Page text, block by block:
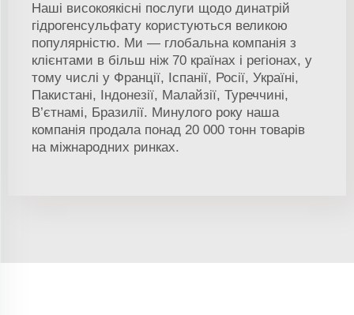
Наші високоякісні послуги щодо динатрій
гідрогенсульфату користуються великою
популярністю. Ми — глобальна компанія з
клієнтами в більш ніж 70 країнах і регіонах, у
тому числі у Франції, Іспанії, Росії, Україні,
Пакистані, Індонезії, Малайзії, Туреччині,
В’єтнамі, Бразилії. Минулого року наша
компанія продала понад 20 000 тонн товарів
на міжнародних ринках.